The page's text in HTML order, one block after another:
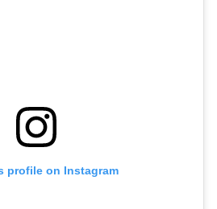
profile on Instagram